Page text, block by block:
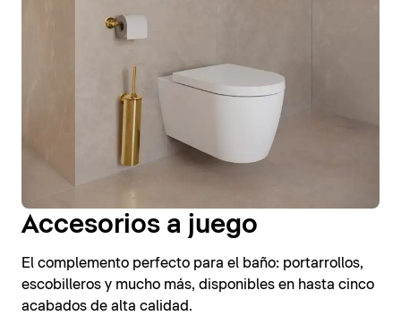
Accesorios a juego
El complemento perfecto para el baño: portarrollos,
escobilleros y mucho más, disponibles en hasta cinco
acabados de alta calidad.